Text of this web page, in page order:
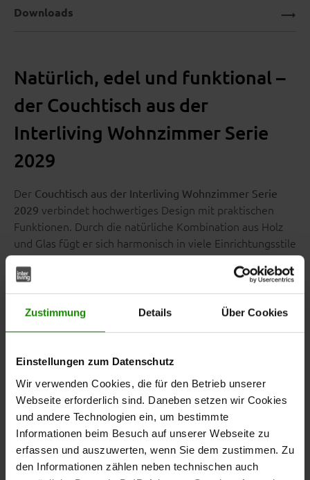
Zustimmung Details Über Cookies
Einstellungen zum Datenschutz
Wir verwenden Cookies, die für den Betrieb unserer
Webseite erforderlich sind. Daneben setzen wir Cookies
und andere Technologien ein, um bestimmte
Informationen beim Besuch auf unserer Webseite zu
erfassen und auszuwerten, wenn Sie dem zustimmen. Zu
den Informationen zählen neben technischen auch
Natürlich, edel und funktional –
der Couchtisch aus der
Interliving Wohnzimmer Serie
2029
Der Couchtisch aus der Interliving Wohnzimmer Serie
2029 verbindet hochwertiges Design mit praktischen
Funktionen. Durch die natürliche Kombination aus Holz
und Glas fügt er sich harmonisch in viele Einrichtungsstile
ein und ergänzt dein Wohnzimmer mit einer modernen,
wohnlichen Ausstrahlung.
Mit Maßen von ca.
der Couchtisch viel Platz für Getränke, Bücher,
Dekorationen oder Dinge des täglichen Bedarfs.
Gleichzeitig bleibt er angenehm kompakt und passt
sowohl in kleinere als auch in großzügig geschnittene
Wohnbereiche.
Downloads